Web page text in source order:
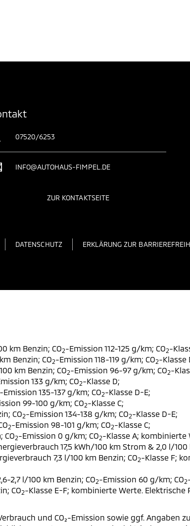
07520/6253
INFO@AUTOHAUS-FIMPEL.DE
ZUR KONTAKTSEITE
DATENSCHUTZ ERKLÄRUNG ZUR
km Benzin; CO2-Emission 112-125 g/km; CO2-
Benzin; CO2-Emission 118-119 g/km; CO2-Klasse
km Benzin; CO2-Emission 96-97 g/km; CO2-
133 g/km; CO2-Klasse D;
-Emission 135-137 g/km; CO2-Klasse D-E;
99-100 g/km; CO2-Klasse C;
CO2-Emission 134-138 g/km; CO2-Klasse D-E;
2-Emission 98-101 g/km; CO2-Klasse C;
CO2-Emission 0 g/km; CO2-Klasse A; kombinierte
17,5 kWh/100 km Strom & 2,0 l/100
7,3 l/100 km Benzin; CO2-Klasse F;
2,7 l/100 km Benzin; CO2-Emission 60 g/km; CO2
CO2-Klasse E-F; kombinierte Werte. Elektrische
und CO₂-Emission sowie ggf. Angaben